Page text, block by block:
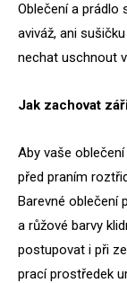
Oblečení a prádlo
aviváž, ani
nechat uschnout
Jak zachovat
Aby vaše
před praním
Barevné oblečení
a růžové barvy
postupovat i při
prací prostředek